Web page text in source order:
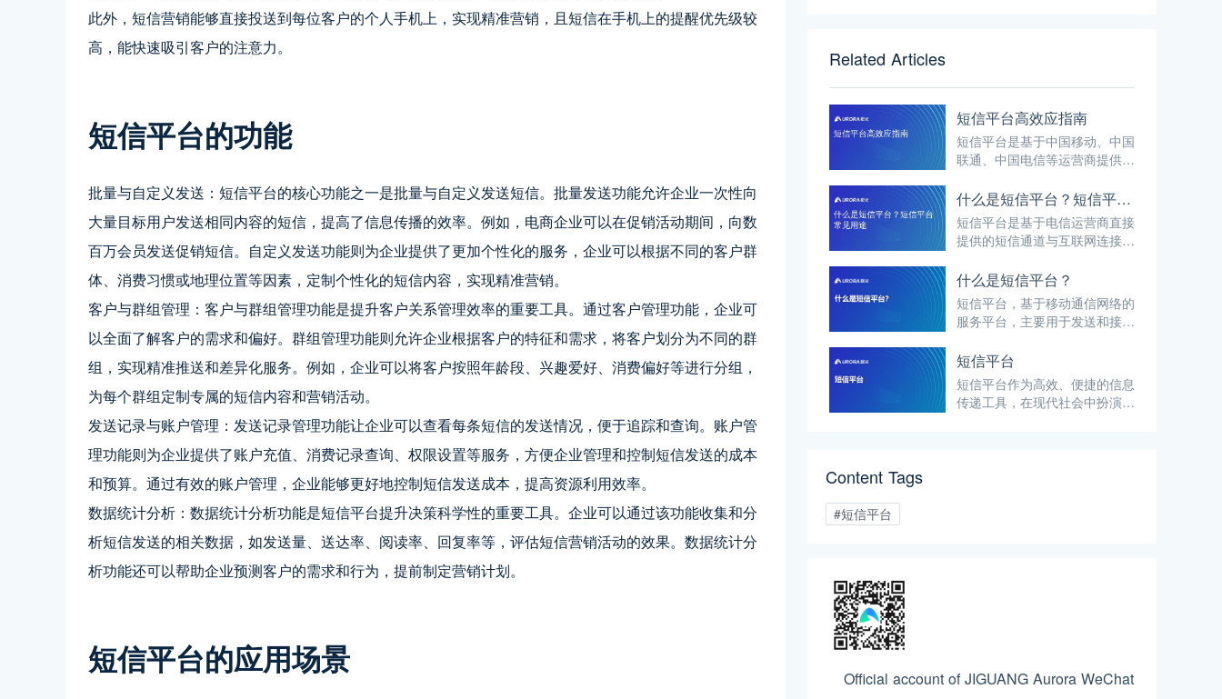
此外，短信营销能够直接投送到每位客户的个人手机上，实现精准营销，且短信在手机上的提醒优先级较
高，能快速吸引客户的注意力。
短信平台的功能
批量与自定义发送：短信平台的核心功能之一是批量与自定义发送短信。批量发送功能允许企业一次性向
大量目标用户发送相同内容的短信，提高了信息传播的效率。例如，电商企业可以在促销活动期间，向数
百万会员发送促销短信。自定义发送功能则为企业提供了更加个性化的服务，企业可以根据不同的客户群
体、消费习惯或地理位置等因素，定制个性化的短信内容，实现精准营销。
客户与群组管理：客户与群组管理功能是提升客户关系管理效率的重要工具。通过客户管理功能，企业可
以全面了解客户的需求和偏好。群组管理功能则允许企业根据客户的特征和需求，将客户划分为不同的群
组，实现精准推送和差异化服务。例如，企业可以将客户按照年龄段、兴趣爱好、消费偏好等进行分组，
为每个群组定制专属的短信内容和营销活动。
发送记录与账户管理：发送记录管理功能让企业可以查看每条短信的发送情况，便于追踪和查询。账户管
理功能则为企业提供了账户充值、消费记录查询、权限设置等服务，方便企业管理和控制短信发送的成本
和预算。通过有效的账户管理，企业能够更好地控制短信发送成本，提高资源利用效率。
数据统计分析：数据统计分析功能是短信平台提升决策科学性的重要工具。企业可以通过该功能收集和分
析短信发送的相关数据，如发送量、送达率、阅读率、回复率等，评估短信营销活动的效果。数据统计分
析功能还可以帮助企业预测客户的需求和行为，提前制定营销计划。
短信平台的应用场景
Related Articles
短信平台高效应指南
短信平台是基于中国移动、中国
联通、中国电信等运营商提供的
与客户指定号码进行短信批量发
送和自定义发送的系统。
什么是短信平台？短信平台常见用途
短信平台是基于电信运营商直接
提供的短信通道与互联网连接，
送的服务平台。它降低了企业进
行短信批量发送的门槛，使企业
能够快速、高效、稳定、正规地
发送各类短信，如营销短信、通
什么是短信平台？
短信平台，基于移动通信网络的
服务平台，主要用于发送和接收
过平台接口，将定制的信息内容
快速、准确地传递给目标用户群
体。短信平台通过第三方短信服
务商提供的短信接口与互联网连
短信平台
短信平台作为高效、便捷的信息
传递工具，在现代社会中扮演着
Content Tags
#短信平台
Official account of JIGUANG Aurora WeChat